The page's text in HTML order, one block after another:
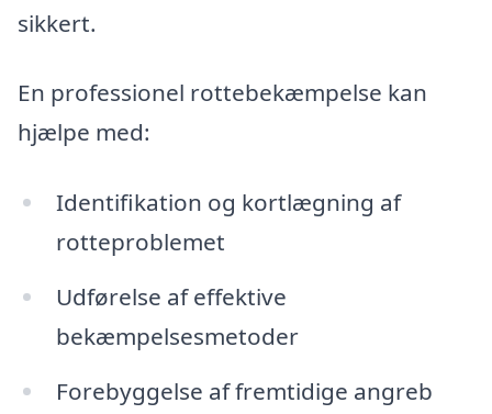
sikkert.
En professionel rottebekæmpelse kan
hjælpe med:
Identifikation og kortlægning af
rotteproblemet
Udførelse af effektive
bekæmpelsesmetoder
Forebyggelse af fremtidige angreb